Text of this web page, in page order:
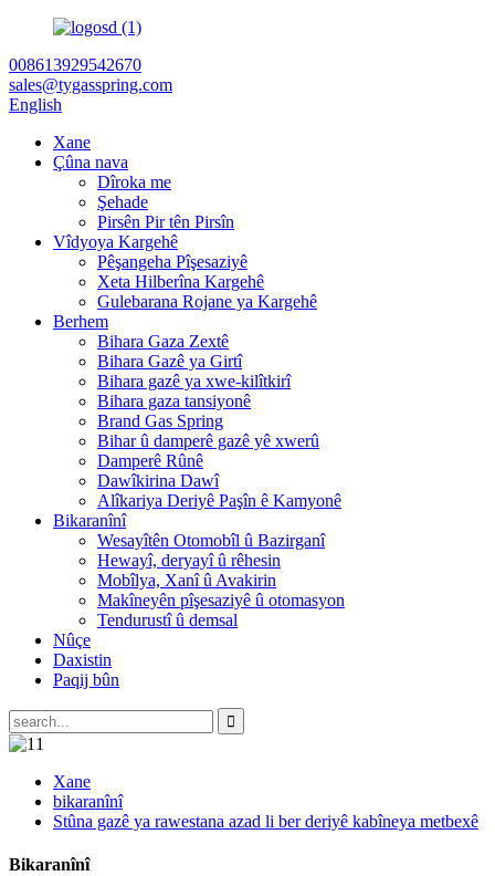
008613929542670
sales@tygasspring.com
English
Xane
Çûna nava
Dîroka me
Şehade
Pirsên Pir tên Pirsîn
Vîdyoya Kargehê
Pêşangeha Pîşesaziyê
Xeta Hilberîna Kargehê
Gulebarana Rojane ya Kargehê
Berhem
Bihara Gaza Zextê
Bihara Gazê ya Girtî
Bihara gazê ya xwe-kilîtkirî
Bihara gaza tansiyonê
Brand Gas Spring
Bihar û damperê gazê yê xwerû
Damperê Rûnê
Dawîkirina Dawî
Alîkariya Deriyê Paşîn ê Kamyonê
Bikaranînî
Wesayîtên Otomobîl û Bazirganî
Hewayî, deryayî û rêhesin
Mobîlya, Xanî û Avakirin
Makîneyên pîşesaziyê û otomasyon
Tendurustî û demsal
Nûçe
Daxistin
Paqij bûn
Xane
bikaranînî
Stûna gazê ya rawestana azad li ber deriyê kabîneya metbexê
Bikaranînî